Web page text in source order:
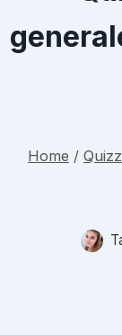
Home /